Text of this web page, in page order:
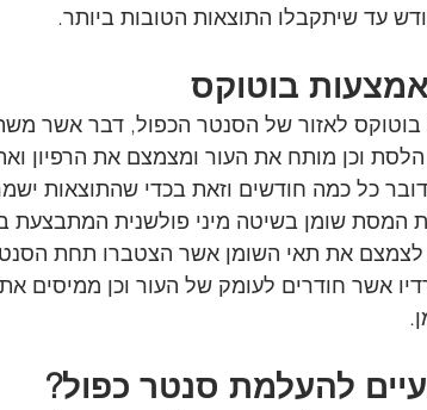
עד שיתקבלו התוצאות הטובות ביותר.
בוטוקס
בוטוקס לאזור של הסנטר הכפול, דבר אשר
הלסת וכן מותח את העור ומצמצם את הרפיון
כל כמה חודשים וזאת בכדי שהתוצאות
המסת שומן בשיטה מיני פולשנית המתבצעת
את תאי השומן אשר הצטברו תחת
אשר חודרים לעומק של העור וכן ממיסים
להעלמת סנטר כפול?